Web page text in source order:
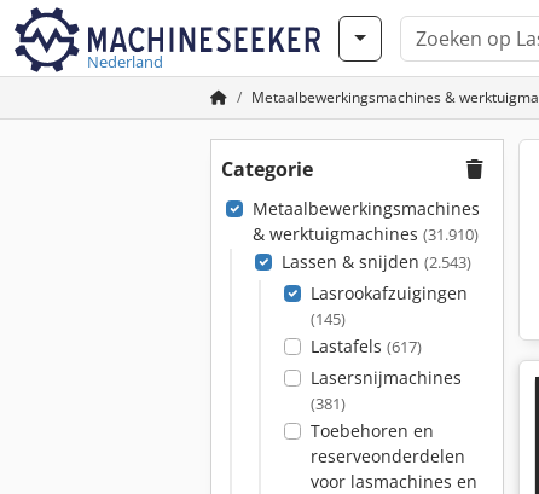
Nederland
Metaalbewerkingsmachines &
Categorie
Metaalbewerkingsmachines
& werktuigmachines (31.910)
Lassen & snijden (2.543)
Lasrookafzuigingen
(145)
Lastafels (617)
Lasersnijmachines
(381)
Toebehoren en
reserveonderdelen
voor lasmachines en